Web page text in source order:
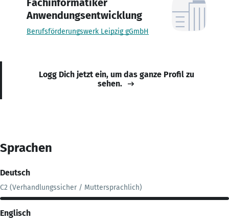
Anwendungsentwicklung
Berufsförderungswerk Leipzig gGmbH
Logg Dich jetzt ein, um das ganze Profil zu
sehen.
Sprachen
Deutsch
C2 (Verhandlungssicher / Muttersprachlich)
Englisch